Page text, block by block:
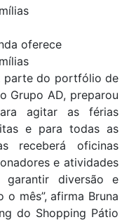
oferece
parte do portfólio de
Grupo AD, preparou
agitar as férias
e para todas as
receberá oficinas
e atividades
garantir diversão e
mês”, afirma Bruna
do Shopping Pátio